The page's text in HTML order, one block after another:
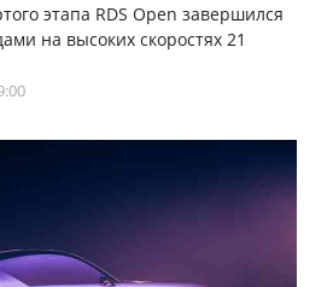
этапа RDS Open завершился
на высоких скоростях 21